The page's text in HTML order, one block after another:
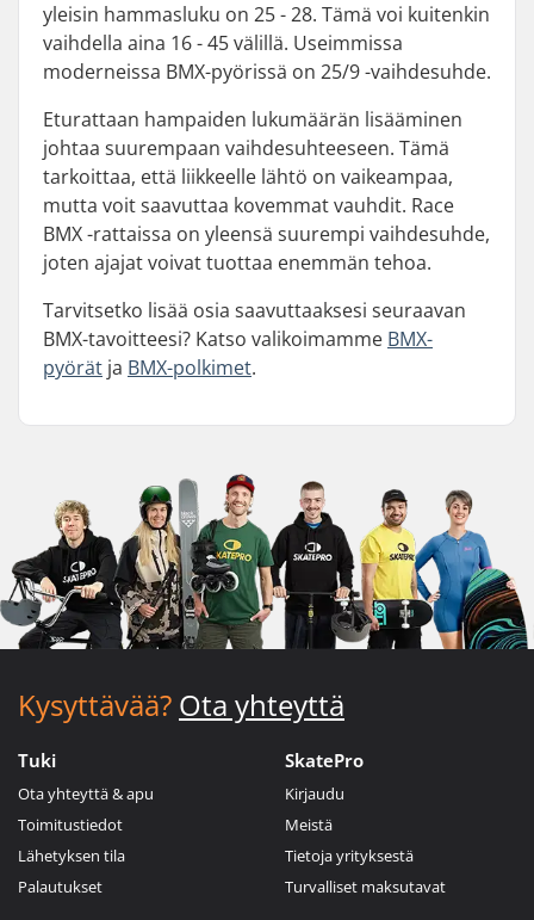
yleisin hammasluku on 25 - 28. Tämä voi kuitenkin
vaihdella aina 16 - 45 välillä. Useimmissa
moderneissa BMX-pyörissä on 25/9 -vaihdesuhde.
Eturattaan hampaiden lukumäärän lisääminen
johtaa suurempaan vaihdesuhteeseen. Tämä
tarkoittaa, että liikkeelle lähtö on vaikeampaa,
mutta voit saavuttaa kovemmat vauhdit. Race
BMX -rattaissa on yleensä suurempi vaihdesuhde,
joten ajajat voivat tuottaa enemmän tehoa.
Tarvitsetko lisää osia saavuttaaksesi seuraavan
BMX-tavoitteesi? Katso valikoimamme BMX-
pyörät ja BMX-polkimet.
Kysyttävää? Ota yhteyttä
Tuki
Ota yhteyttä & apu
Toimitustiedot
Lähetyksen tila
Palautukset
SkatePro
Kirjaudu
Meistä
Tietoja yrityksestä
Turvalliset maksutavat